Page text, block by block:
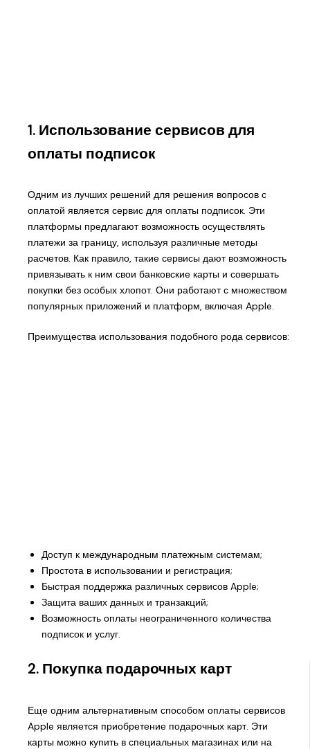
1. Использование сервисов для
оплаты подписок
Одним из лучших решений для решения вопросов с
оплатой является сервис для оплаты подписок. Эти
платформы предлагают возможность осуществлять
платежи за границу, используя различные методы
расчетов. Как правило, такие сервисы дают возможность
привязывать к ним свои банковские карты и совершать
покупки без особых хлопот. Они работают с множеством
популярных приложений и платформ, включая Apple.
Преимущества использования подобного рода сервисов:
Доступ к международным платежным системам;
Простота в использовании и регистрация;
Быстрая поддержка различных сервисов Apple;
Защита ваших данных и транзакций;
Возможность оплаты неограниченного количества
подписок и услуг.
2. Покупка подарочных карт
Еще одним альтернативным способом оплаты сервисов
Apple является приобретение подарочных карт. Эти
карты можно купить в специальных магазинах или на